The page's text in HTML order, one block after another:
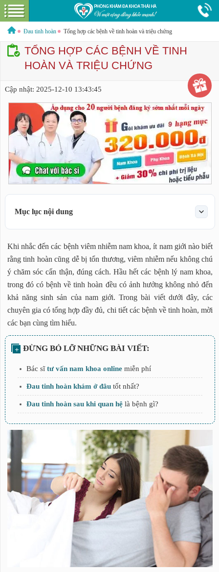
0379544317Bác sĩ tư vấn miễn phí
GIỚI THIỆU
GÓI DỊCH VỤ
HƯỚNG DẪN VÀ CHI PHÍ
ĐẶT LỊCH HẸN KHÁM
LIÊN HỆ
NAM KHOA
BỆNH XÃ HỘI
Điệ
n
t
h
oại
Đau tinh hoàn Tổng hợp các bệnh về tinh hoàn và triệu chứng
TỔNG HỢP CÁC BỆNH VỀ TINH
HOÀN VÀ TRIỆU CHỨNG
Cập nhật: 2025-12-10 13:43:45
Mục lục nội dung
Các bệnh về tinh hoàn thường gặp
1. Teo tinh hoàn
2. Sa tinh hoàn
3. Tinh hoàn ẩn
4. Xoắn tinh hoàn
5. Viêm tinh hoàn
6. Viêm mào tinh hoàn
7. Tràn dịch màng tinh hoàn
8. Giãn tĩnh mạch thừng tinh
9. Ung thư tinh hoàn
Khi nhắc đến các bệnh viêm nhiễm nam khoa, ít nam giới nào biết
rằng tinh hoàn cũng dễ bị tổn thương, viêm nhiễm nếu không chú
ý chăm sóc cẩn thận, đúng cách. Hầu hết các bệnh lý nam khoa,
trong đó có bệnh về tinh hoàn đều có ảnh hưởng không nhỏ đến
khả năng sinh sản của nam giới. Trong bài viết dưới đây, các
chuyên gia có tổng hợp đầy đủ, chi tiết các bệnh về tinh hoàn, mời
các bạn cùng tìm hiểu.
Bác sĩtư vấn nam khoa onlinemiễn phí
Đau tinh hoàn khám ở đâutốt nhất?
Đau tinh hoàn sau khi quan hệlà bệnh gì?